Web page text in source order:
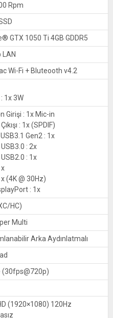
Rpm
GTX 1050 Ti 4GB GDDR5
LAN
Wi-Fi + Bluteooth v4.2
1x 3W
Girişi : 1x Mic-in
: 1x (SPDIF)
Gen2 : 1x
: 2x
: 1x
(4K @ 30Hz)
: 1x
HC)
Multi
Arka Aydınlatmalı
(30fps@720p)
(1920×1080) 120Hz